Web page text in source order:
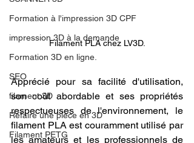
Formation à l'impression 3D CPF
impression 3D à la demande
Formation 3D en ligne.
SEO
filament 3D
Refaire une piece en 3D
Filament PETG
Filament PLA chez LV3D.
Apprécié pour sa facilité d'utilisation,
son coût abordable et ses propriétés
respectueuses de l'environnement, le
filament PLA est couramment utilisé par
les amateurs et les professionnels de